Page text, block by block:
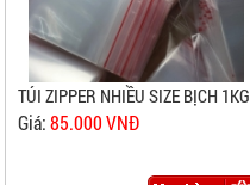
TÚI ZIPPER NHIỀU SIZE BỊCH 1KG
Giá:85.000 VNĐ